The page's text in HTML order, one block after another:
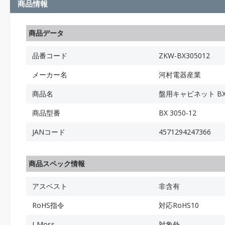
商品情報
商品データ
品番コード
ZKW-BX305012
メーカー名
河村電器産業
商品名
盤用キャビネット
商品型番
BX 3050-12
JANコード
4571294247366
商品スペック情報
アスベスト
非含有
RoHS指令
対応RoHS10